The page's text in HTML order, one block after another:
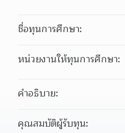
ชื่อทุนการศึกษา:
หน่วยงานให้ทุนการศึกษา:
คำอธิบาย:
คุณสมบัติผู้รับทุน: